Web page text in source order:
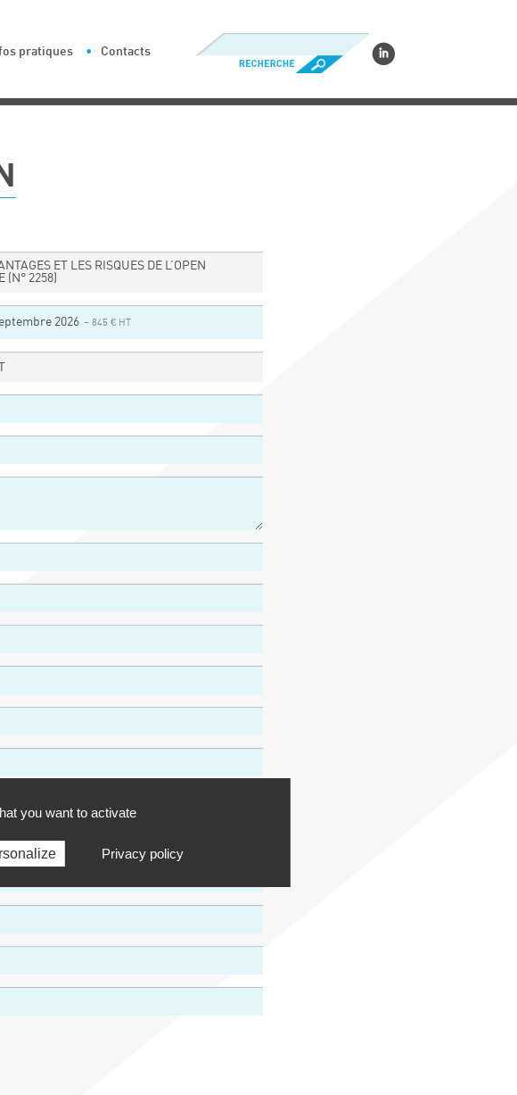
pratiques Contacts
ET LES RISQUES DE L’OPEN
(N° 2258)
2026 – 845 € HT
you want to activate
Privacy policy